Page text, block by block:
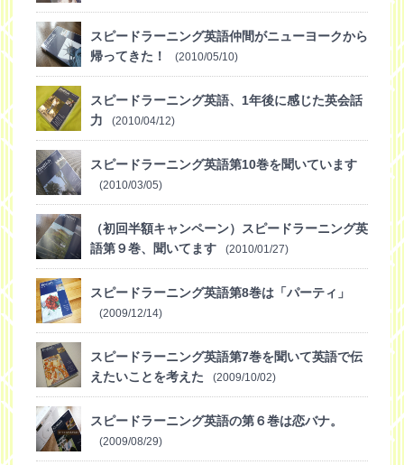
スピードラーニング英語仲間がニューヨークから
帰ってきた！
(2010/05/10)
スピードラーニング英語、1年後に感じた英会話
力
(2010/04/12)
スピードラーニング英語第10巻を聞いています
(2010/03/05)
（初回半額キャンペーン）スピードラーニング英
語第９巻、聞いてます
(2010/01/27)
スピードラーニング英語第8巻は「パーティ」
(2009/12/14)
スピードラーニング英語第7巻を聞いて英語で伝
えたいことを考えた
(2009/10/02)
スピードラーニング英語の第６巻は恋バナ。
(2009/08/29)